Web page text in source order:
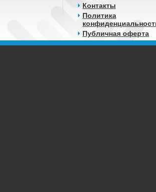
Контакты
Политика
Публичная оферта